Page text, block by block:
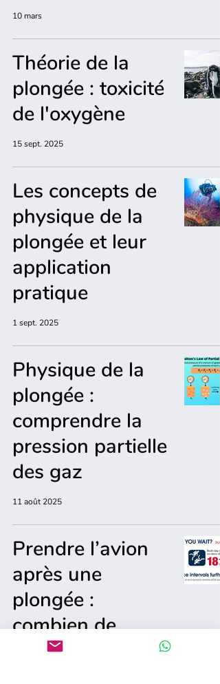
10 mars
Théorie de la
plongée : toxicité
de l'oxygène
15 sept. 2025
Les concepts de
physique de la
plongée et leur
application
pratique
1 sept. 2025
Physique de la
plongée :
comprendre la
pression partielle
des gaz
11 août 2025
Prendre l’avion
après une
plongée :
combien de
temps faut-il